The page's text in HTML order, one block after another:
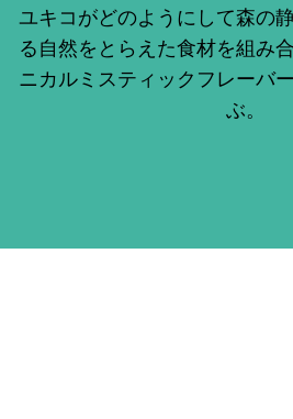
ユキコがどのようにして森の
る自然をとらえた食材を組み
ニカルミスティックフレーバ
ぶ。